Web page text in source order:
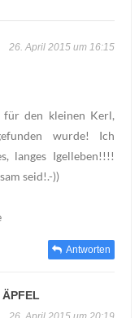
26. April 2015 um 16:15
den kleinen Kerl,
wurde! Ich
langes Igelleben!!!!
seid!.-))
Antworten